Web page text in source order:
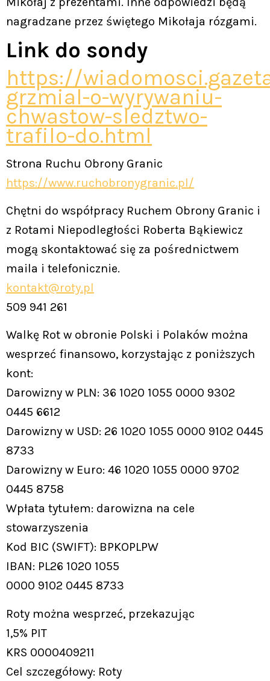
nagradzane przez świętego Mikołaja rózgami.
Link do sondy
https://
grzmial-o-wyrywaniu-
chwastow-sledztwo-
trafilo-do.html
Strona Ruchu Obrony Granic
https://www.ruchobronygranic.pl/
Chętni do współpracy Ruchem Obrony Granic i
z Rotami Niepodległości Roberta Bąkiewicz
mogą skontaktować się za pośrednictwem
maila i telefonicznie.
kontakt@roty.pl
509 941 261
Walkę Rot w obronie Polski i Polaków można
wesprzeć finansowo, korzystając z poniższych
kont:
Darowizny w PLN: 36 1020 1055 0000 9302
0445 6612
Darowizny w USD: 26 1020 1055 0000 9102 0445
8733
Darowizny w Euro: 46 1020 1055 0000 9702
0445 8758
Wpłata tytułem: darowizna na cele
stowarzyszenia
Kod BIC (SWIFT): BPKOPLPW
IBAN: PL26 1020 1055
0000 9102 0445 8733
Roty można wesprzeć, przekazując
1,5% PIT
KRS 0000409211
Cel szczegółowy: Roty